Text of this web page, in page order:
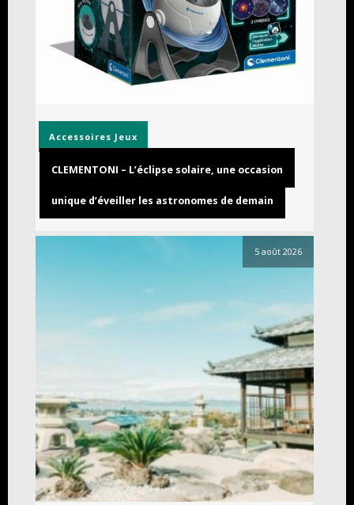
Accessoires Jeux
CLEMENTONI – L’éclipse solaire, une occasion
unique d’éveiller les astronomes de demain
5 août 2026